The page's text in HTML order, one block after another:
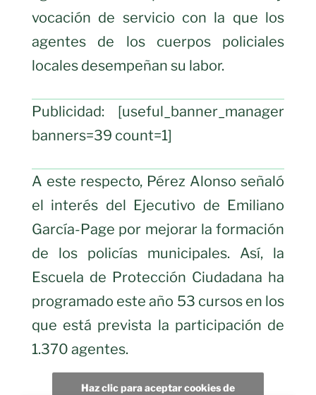
vocación de servicio con la que los
agentes de los cuerpos policiales
locales desempeñan su labor.
Publicidad: [useful_banner_manager
banners=39 count=1]
A este respecto, Pérez Alonso señaló
el interés del Ejecutivo de Emiliano
García-Page por mejorar la formación
de los policías municipales. Así, la
Escuela de Protección Ciudadana ha
programado este año 53 cursos en los
que está prevista la participación de
1.370 agentes.
Haz clic para aceptar cookies de